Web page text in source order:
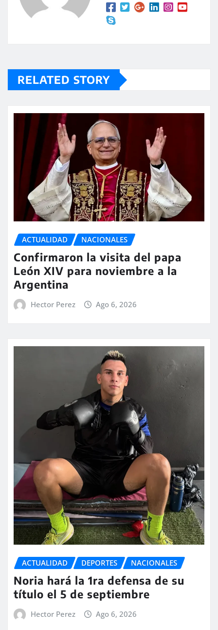
RELATED STORY
ACTUALIDAD NACIONALES
Confirmaron la visita del papa
León XIV para noviembre a la
Argentina
Hector Perez Ago 6, 2026
ACTUALIDAD DEPORTES NACIONALES
Noria hará la 1ra defensa de su
título el 5 de septiembre
Hector Perez Ago 6, 2026